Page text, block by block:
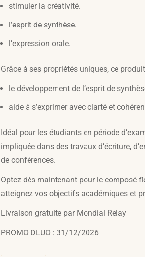
stimuler la créativité.
l’esprit de synthèse.
l’expression orale.
Grâce à ses propriétés uniques, ce
le développement de l’esprit de
aide à s’exprimer avec clarté et
Idéal pour les étudiants en période
impliquée dans des travaux d’écriture,
de conférences.
Optez dès maintenant pour le composé
atteignez vos objectifs académiques et
Livraison gratuite par Mondial Relay
PROMO DLUO : 31/12/2026